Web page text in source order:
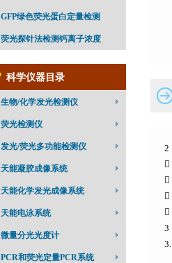
GFP绿色荧光蛋白定量检测
荧光探针法检测钙离子浓度
科学仪器目录
生物/化学发光检测仪
荧光检测仪
发光/荧光多功能检测仪
天能凝胶成像系统
天能化学发光成像系统
天能电泳系统
微量分光光度计
PCR和荧光定量PCR系统
2


3